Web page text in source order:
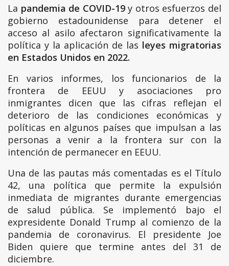
La pandemia de COVID-19y otros esfuerzos del
gobierno estadounidense para detener el
acceso al asilo afectaron significativamente la
política y la aplicación de las leyes migratorias
en Estados Unidos en 2022.
En varios informes, los funcionarios de la
frontera de EEUU y asociaciones pro
inmigrantes dicen que las cifras reflejan el
deterioro de las condiciones económicas y
políticas en algunos países que impulsan a las
personas a venir a la frontera sur con la
intención de permanecer en EEUU.
Una de las pautas más comentadas es el Título
42, una política que permite la expulsión
inmediata de migrantes durante emergencias
de salud pública. Se implementó bajo el
expresidente Donald Trump al comienzo de la
pandemia de coronavirus. El presidente Joe
Biden quiere que termine antes del 31 de
diciembre.